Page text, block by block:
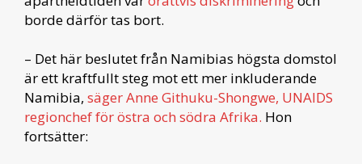
borde därför tas bort.
– Det här beslutet från Namibias högsta domstol
är ett kraftfullt steg mot ett mer inkluderande
Namibia, säger Anne Githuku-Shongwe, UNAIDS
regionchef för östra och södra Afrika. Hon
fortsätter: